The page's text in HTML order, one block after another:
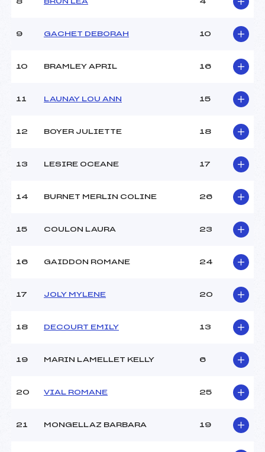
Ouvreurs C :
LAGIER JEREMIE (SA)
BEAU
10h30
PICHOL THIEVEND
Ouvreurs A :
DUCREY THOMAS (SA)
LAGIER JEREMIE (SA)
Température départ :
-8°C
105.9900
Catégorie :
Min
8 BRUN LEA 4
9 GACHET DEBORAH 10
10 BRAMLEY APRIL 16
11 LAUNAY LOU ANN 15
12 BOYER JULIETTE 18
13 LESIRE OCEANE 17
14 BURNET MERLIN COLINE 26
15 COULON LAURA 23
16 GAIDDON ROMANE 24
17 JOLY MYLENE 20
18 DECOURT EMILY 13
19 MARIN LAMELLET KELLY 6
20 VIAL ROMANE 25
21 MONGELLAZ BARBARA 19